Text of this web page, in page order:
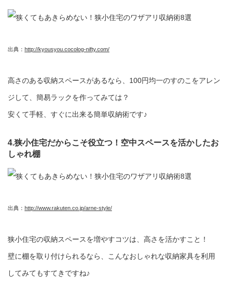
出典： http://kyousyou.cocolog-nifty.com/
高さのある収納スペースがあるなら、100円均一のすのこをアレン
ジして、簡易ラックを作ってみては？
安くて手軽、すぐに出来る簡単収納術です♪
4.狭小住宅だからこそ役立つ！空中スペースを活かしたお
しゃれ棚
出典： http://www.rakuten.co.jp/arne-style/
狭小住宅の収納スペースを増やすコツは、高さを活かすこと！
壁に棚を取り付けられるなら、こんなおしゃれな収納家具を利用
してみてもすてきですね♪